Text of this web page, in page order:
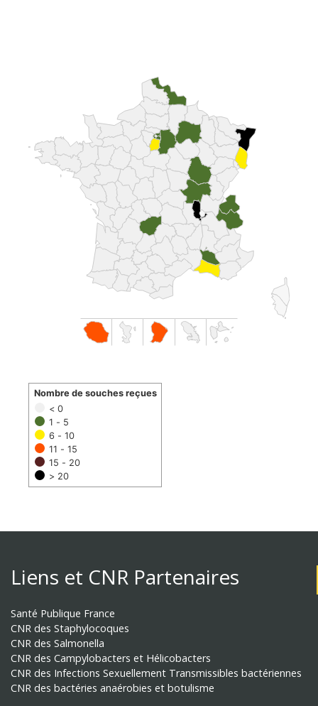
< 0
1 - 5
6 - 10
11 - 15
15 - 20
> 20
Nombre de souches reçues
Liens et CNR Partenaires
Santé Publique France
CNR des Staphylocoques
CNR des Salmonella
CNR des Campylobacters et Hélicobacters
CNR des Infections Sexuellement Transmissibles bactériennes
CNR des bactéries anaérobies et botulisme